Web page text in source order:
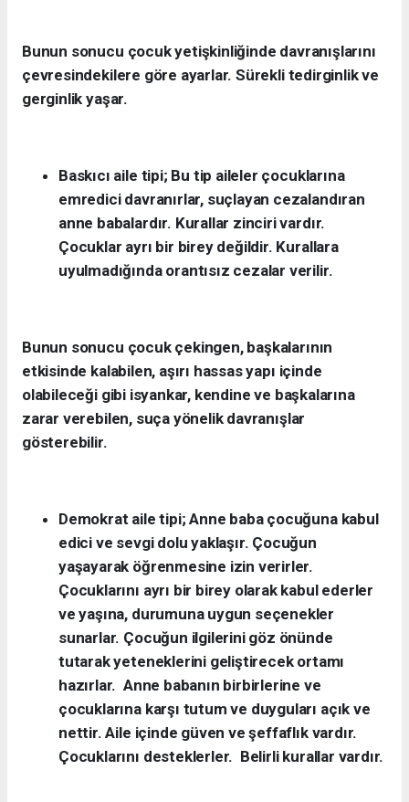
Bunun sonucu çocuk yetişkinliğinde davranışlarını
çevresindekilere göre ayarlar. Sürekli tedirginlik ve
gerginlik yaşar.
Baskıcı aile tipi; Bu tip aileler çocuklarına
emredici davranırlar, suçlayan cezalandıran
anne babalardır. Kurallar zinciri vardır.
Çocuklar ayrı bir birey değildir. Kurallara
uyulmadığında orantısız cezalar verilir.
Bunun sonucu çocuk çekingen, başkalarının
etkisinde kalabilen, aşırı hassas yapı içinde
olabileceği gibi isyankar, kendine ve başkalarına
zarar verebilen, suça yönelik davranışlar
gösterebilir.
Demokrat aile tipi; Anne baba çocuğuna kabul
edici ve sevgi dolu yaklaşır. Çocuğun
yaşayarak öğrenmesine izin verirler.
Çocuklarını ayrı bir birey olarak kabul ederler
ve yaşına, durumuna uygun seçenekler
sunarlar. Çocuğun ilgilerini göz önünde
tutarak yeteneklerini geliştirecek ortamı
hazırlar. Anne babanın birbirlerine ve
çocuklarına karşı tutum ve duyguları açık ve
nettir. Aile içinde güven ve şeffaflık vardır.
Çocuklarını desteklerler. Belirli kurallar vardır.